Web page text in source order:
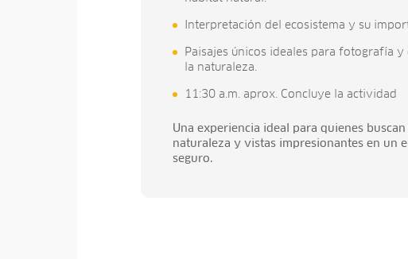
Interpretación del ecosistema y su
Paisajes únicos ideales para fotografía y
la naturaleza.
11:30 a.m. aprox. Concluye la actividad
Una experiencia ideal para quienes
naturaleza y vistas impresionantes en un
seguro.